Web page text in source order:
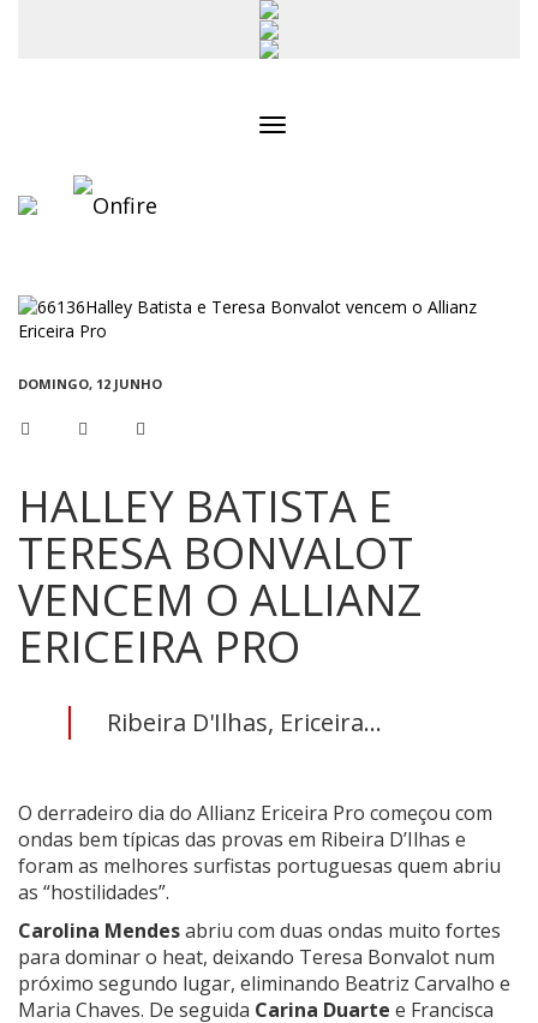
DOMINGO, 12 JUNHO
HALLEY BATISTA E
TERESA BONVALOT
VENCEM O ALLIANZ
ERICEIRA PRO
Ribeira D'Ilhas, Ericeira...
O derradeiro dia do Allianz Ericeira Pro começou com
ondas bem típicas das provas em Ribeira D’Ilhas e
foram as melhores surfistas portuguesas quem abriu
as “hostilidades”.
Carolina Mendesabriu com duas ondas muito fortes
para dominar o heat, deixando Teresa Bonvalot num
próximo segundo lugar, eliminando Beatriz Carvalho e
Maria Chaves. De seguida Carina Duarte e Francisca